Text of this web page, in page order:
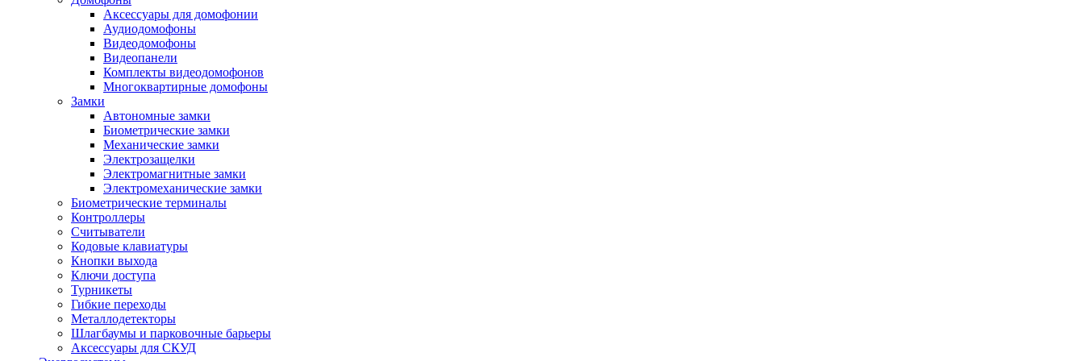
Аксессуары для домофонии
Аудиодомофоны
Видеодомофоны
Видеопанели
Комплекты видеодомофонов
Многоквартирные домофоны
Замки
Автономные замки
Биометрические замки
Механические замки
Электрозащелки
Электромагнитные замки
Электромеханические замки
Биометрические терминалы
Контроллеры
Считыватели
Кодовые клавиатуры
Кнопки выхода
Ключи доступа
Турникеты
Гибкие переходы
Металлодетекторы
Шлагбаумы и парковочные барьеры
Аксессуары для СКУД